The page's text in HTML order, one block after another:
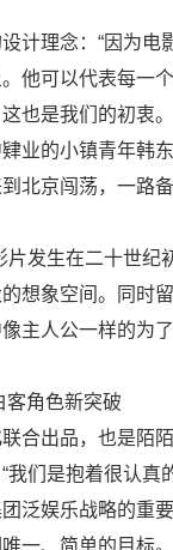
计理念：“因为
他可以代表每一
也是我们的初衷。
业的小镇青年韩
北京闯荡，一路
片发生在二十世
想象空间。同时
主人公一样的为
客角色新突破
合出品，也是陌
我们是抱着很认真
泛娱乐战略的重
一、简单的目标。